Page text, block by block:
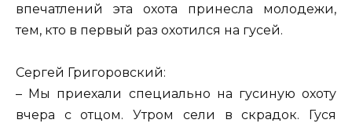
впечатлений эта охота принесла молодежи,
тем, кто в первый раз охотился на гусей.
Сергей Григоровский:
– Мы приехали специально на гусиную охоту
вчера с отцом. Утром сели в скрадок. Гуся